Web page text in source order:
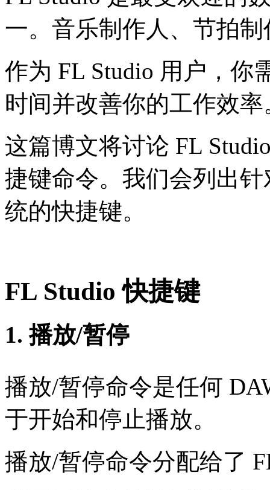
一。音乐制作人、节拍
作为 FL Studio 用户，你
时间并改善你的工作效率
这篇博文将讨论 FL
捷键命令。我们会列出针
统的快捷键。
FL Studio 快捷键
1. 播放/暂停
播放/暂停命令是任何
于开始和停止播放。
播放/暂停命令分配给了